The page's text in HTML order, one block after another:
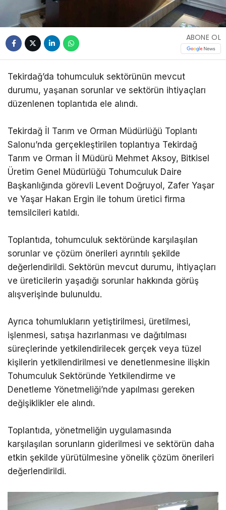
ABONE OL
Tekirdağ’da tohumculuk sektörünün mevcut
durumu, yaşanan sorunlar ve sektörün ihtiyaçları
düzenlenen toplantıda ele alındı.
Tekirdağ İl Tarım ve Orman Müdürlüğü Toplantı
Salonu’nda gerçekleştirilen toplantıya Tekirdağ
Tarım ve Orman İl Müdürü Mehmet Aksoy, Bitkisel
Üretim Genel Müdürlüğü Tohumculuk Daire
Başkanlığında görevli Levent Doğruyol, Zafer Yaşar
ve Yaşar Hakan Ergin ile tohum üretici firma
temsilcileri katıldı.
Toplantıda, tohumculuk sektöründe karşılaşılan
sorunlar ve çözüm önerileri ayrıntılı şekilde
değerlendirildi. Sektörün mevcut durumu, ihtiyaçları
ve üreticilerin yaşadığı sorunlar hakkında görüş
alışverişinde bulunuldu.
Ayrıca tohumlukların yetiştirilmesi, üretilmesi,
işlenmesi, satışa hazırlanması ve dağıtılması
süreçlerinde yetkilendirilecek gerçek veya tüzel
kişilerin yetkilendirilmesi ve denetlenmesine ilişkin
Tohumculuk Sektöründe Yetkilendirme ve
Denetleme Yönetmeliği’nde yapılması gereken
değişiklikler ele alındı.
Toplantıda, yönetmeliğin uygulamasında
karşılaşılan sorunların giderilmesi ve sektörün daha
etkin şekilde yürütülmesine yönelik çözüm önerileri
değerlendirildi.